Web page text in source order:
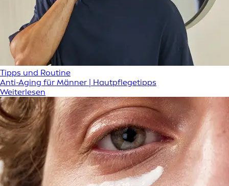
Tipps und Routine
Anti-Aging für Männer | Hautpflegetipps
Weiterlesen